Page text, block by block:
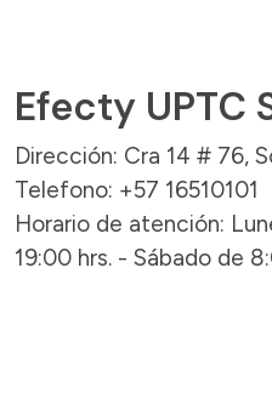
Efecty UPTC
Dirección: Cra 14 # 76,
Telefono: +57 16510101
Horario de atención:
19:00 hrs. - Sábado de